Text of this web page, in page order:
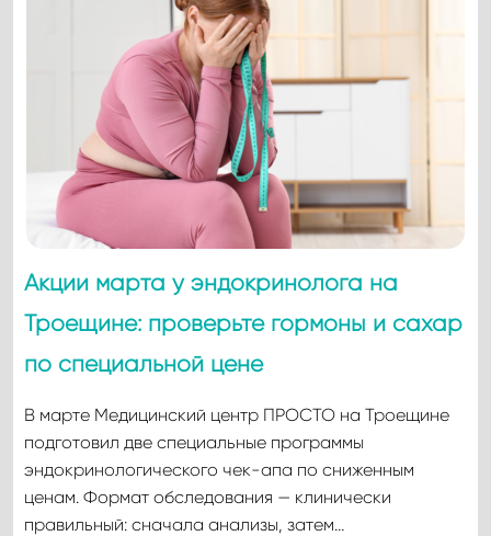
Акции марта у эндокринолога на
Троещине: проверьте гормоны и сахар
по специальной цене
В марте Медицинский центр ПРОСТО на Троещине
подготовил две специальные программы
эндокринологического чек-апа по сниженным
ценам. Формат обследования — клинически
правильный: сначала анализы, затем…